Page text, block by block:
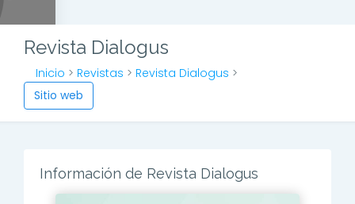
Revista Dialogus
Inicio > Revistas > Revista Dialogus >
Sitio web
Información de Revista Dialogus